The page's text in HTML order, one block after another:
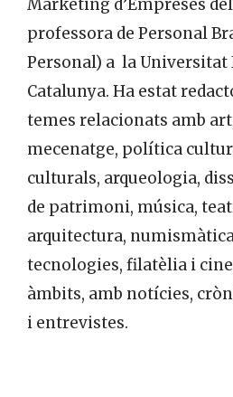
Márketing d’Empreses
professora de Personal
Personal) a la
Catalunya. Ha estat
temes relacionats amb
mecenatge, política
culturals, arqueologia,
de patrimoni, música,
arquitectura,
tecnologies, filatèlia i
àmbits, amb notícies,
i entrevistes.